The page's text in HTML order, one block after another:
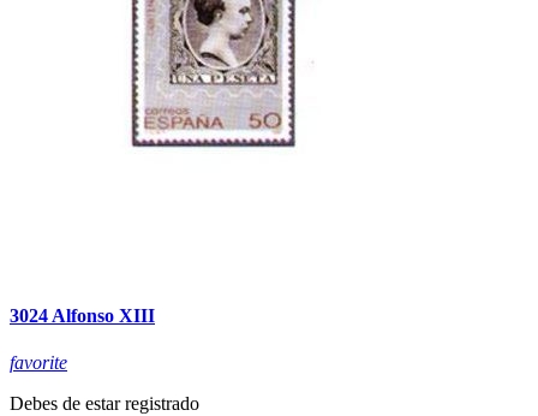
3024 Alfonso XIII
favorite
Debes de estar registrado